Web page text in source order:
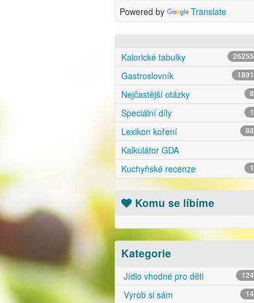
Powered by Translate
Kalorické tabulky 26255
Gastroslovník 1891
Nejčastější otázky 8
Speciální díly 1
Lexikon koření 88
Kalkulátor GDA
Kuchyňské recenze
1
Komu se líbíme
Kategorie
Jídlo vhodné pro děti 124
Vyrob si sám 14